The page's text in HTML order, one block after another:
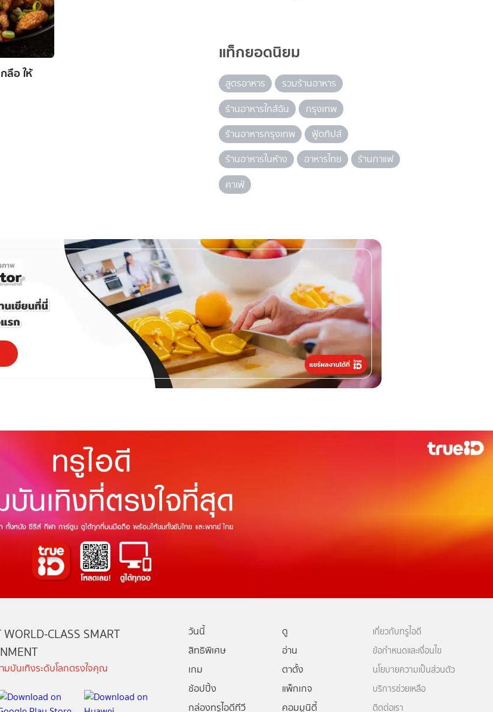
ลือ ให้
แท็กยอดนิยม
สูตรอาหาร
รวมร้านอาหาร
ร้านอาหารใกล้ฉัน
กรุงเทพ
ร้านอาหารกรุงเทพ
ฟู้ดทิปส์
ร้านอาหารในห้าง
อาหารไทย
ร้านกาแฟ
คาเฟ่
WORLD-CLASS SMART
บันเทิงระดับโลกตรงใจคุณ
วันนี้
ดู
สิทธิพิเศษ
อ่าน
เกม
ตาตั้ง
ช้อปปิ้ง
แพ็กเกจ
กล่องทรูไอดีทีวี
คอมมูนิตี้
เกี่ยวกับทรูไอดี
ข้อกำหนดและเงื่อนไข
นโยบายความเป็นส่วนตัว
บริการช่วยเหลือ
ติดต่อเรา